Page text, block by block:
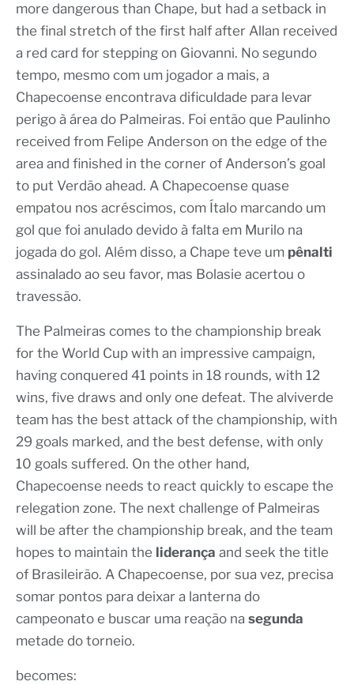
more dangerous than Chape, but had a setback in
the final stretch of the first half after Allan received
a red card for stepping on Giovanni. No segundo
tempo, mesmo com um jogador a mais, a
Chapecoense encontrava dificuldade para levar
perigo à área do Palmeiras. Foi então que Paulinho
received from Felipe Anderson on the edge of the
area and finished in the corner of Anderson’s goal
to put Verdão ahead. A Chapecoense quase
empatou nos acréscimos, com Ítalo marcando um
gol que foi anulado devido à falta em Murilo na
jogada do gol. Além disso, a Chape teve um pênalti
assinalado ao seu favor, mas Bolasie acertou o
travessão.
The Palmeiras comes to the championship break
for the World Cup with an impressive campaign,
having conquered 41 points in 18 rounds, with 12
wins, five draws and only one defeat. The alviverde
team has the best attack of the championship, with
29 goals marked, and the best defense, with only
10 goals suffered. On the other hand,
Chapecoense needs to react quickly to escape the
relegation zone. The next challenge of Palmeiras
will be after the championship break, and the team
hopes to maintain the liderança and seek the title
of Brasileirão. A Chapecoense, por sua vez, precisa
somar pontos para deixar a lanterna do
campeonato e buscar uma reação na segunda
metade do torneio.
becomes: